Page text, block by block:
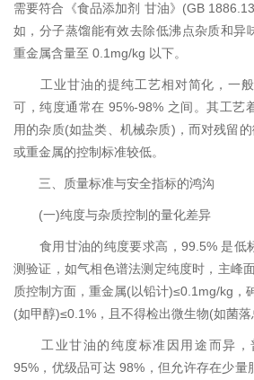
需要符合《食品添加剂 甘油》(GB
如，分子蒸馏能有效去除低沸点杂质和异
重金属含量至 0.1mg/kg 以下。
工业甘油的提纯工艺相对简化，一般
可，纯度通常在 95%-98% 之间。其工艺
用的杂质(如盐类、机械杂质)，而对残留
或重金属的控制标准较低。
三、质量标准与安全指标的鸿沟
(一)纯度与杂质控制的量化差异
食用甘油的纯度要求高，99.5% 是低
测验证，如气相色谱法测定纯度时，主峰
质控制方面，重金属(以铅计)≤0.1mg/kg，
(如甲醇)≤0.1%，且不得检出微生物(如菌落
工业甘油的纯度标准因用途而异，
95%，优级品可达 98%，但允许存在少量